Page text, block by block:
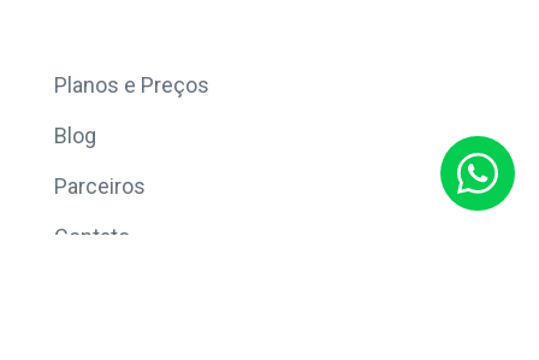
Planos e Preços
Blog
Parceiros
Contato